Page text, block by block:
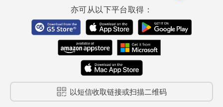
亦可从以下平台取得：
以短信收取链接或扫描二维码